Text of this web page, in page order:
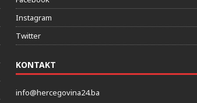
Instagram
Twitter
KONTAKT
info@hercegovina24.ba